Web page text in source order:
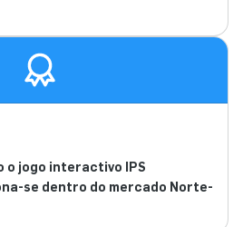
o jogo interactivo IPS
se dentro do mercado Norte-